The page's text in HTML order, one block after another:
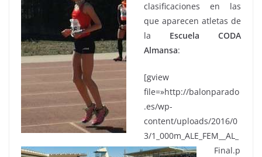
clasificaciones en las
que aparecen atletas de
la Escuela
CODA
Almansa:
[gview
file=»http://balonparado
.es/wp-
content/uploads/2016/0
3/1_000m_ALE_FEM__AL_
Final.p